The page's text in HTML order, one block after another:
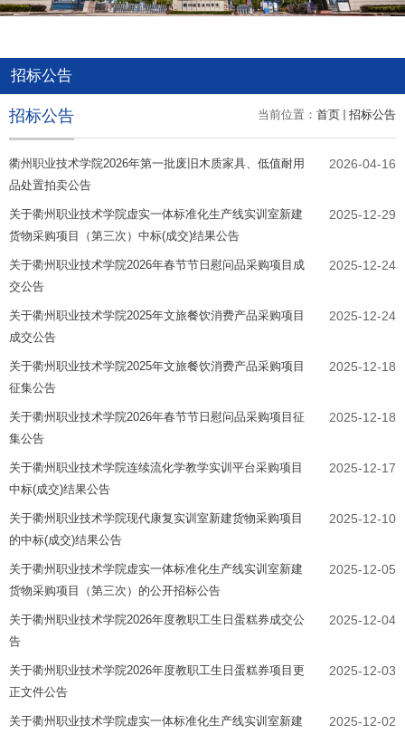
招标公告
当前位置： 首页 招标公告
招标公告
衢州职业技术学院2026年第一批废旧木质家具、低值耐用
品处置拍卖公告
2026-04-16
关于衢州职业技术学院虚实一体标准化生产线实训室新建
货物采购项目（第三次）中标(成交)结果公告
2025-12-29
关于衢州职业技术学院2026年春节节日慰问品采购项目成
交公告
2025-12-24
关于衢州职业技术学院2025年文旅餐饮消费产品采购项目
成交公告
2025-12-24
关于衢州职业技术学院2025年文旅餐饮消费产品采购项目
征集公告
2025-12-18
关于衢州职业技术学院2026年春节节日慰问品采购项目征
集公告
2025-12-18
关于衢州职业技术学院连续流化学教学实训平台采购项目
中标(成交)结果公告
2025-12-17
关于衢州职业技术学院现代康复实训室新建货物采购项目
的中标(成交)结果公告
2025-12-10
关于衢州职业技术学院虚实一体标准化生产线实训室新建
货物采购项目（第三次）的公开招标公告
2025-12-05
关于衢州职业技术学院2026年度教职工生日蛋糕券成交公
告
2025-12-04
关于衢州职业技术学院2026年度教职工生日蛋糕券项目更
正文件公告
2025-12-03
关于衢州职业技术学院虚实一体标准化生产线实训室新建
2025-12-02